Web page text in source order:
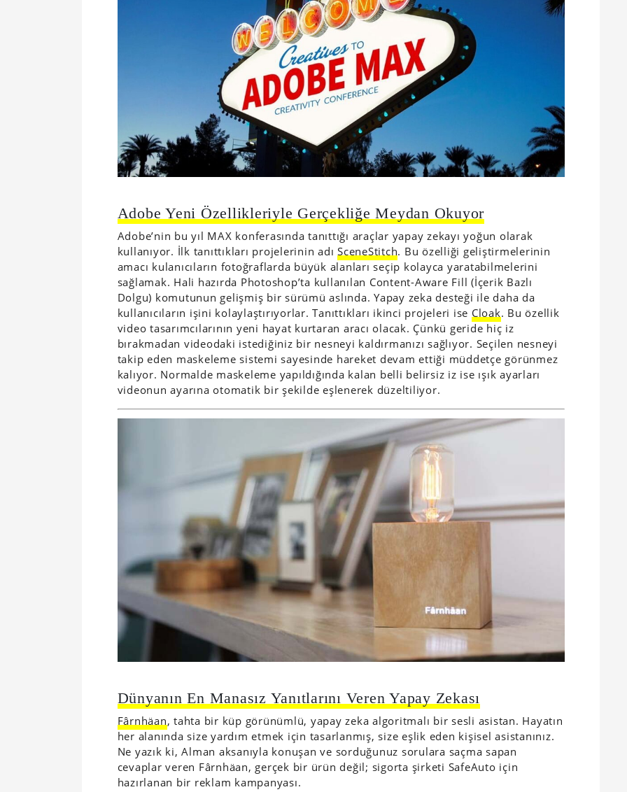
Adobe Yeni Özellikleriyle Gerçekliğe Meydan Okuyor
Adobe’nin bu yıl MAX konferasında tanıttığı araçlar yapay zekayı yoğun olarak
kullanıyor. İlk tanıttıkları projelerinin adıSceneStitch. Bu özelliği geliştirmelerinin
amacı kulanıcıların fotoğraflarda büyük alanları seçip kolayca yaratabilmelerini
sağlamak. Hali hazırda Photoshop’ta kullanılan Content-Aware Fill (İçerik Bazlı
Dolgu) komutunun gelişmiş bir sürümü aslında. Yapay zeka desteği ile daha da
kullanıcıların işini kolaylaştırıyorlar. Tanıttıkları ikinci projeleri ise Cloak. Bu özellik
video tasarımcılarının yeni hayat kurtaran aracı olacak. Çünkü geride hiç iz
bırakmadan videodaki istediğiniz bir nesneyi kaldırmanızı sağlıyor. Seçilen nesneyi
takip eden maskeleme sistemi sayesinde hareket devam ettiği müddetçe görünmez
kalıyor. Normalde maskeleme yapıldığında kalan belli belirsiz iz ise ışık ayarları
videonun ayarına otomatik bir şekilde eşlenerek düzeltiliyor.
Dünyanın En Manasız Yanıtlarını Veren Yapay Zekası
Fârnhäan, tahta bir küp görünümlü, yapay zeka algoritmalı bir sesli asistan. Hayatın
her alanında size yardım etmek için tasarlanmış, size eşlik eden kişisel asistanınız.
Ne yazık ki, Alman aksanıyla konuşan ve sorduğunuz sorulara saçma sapan
cevaplar veren Fârnhäan, gerçek bir ürün değil; sigorta şirketi SafeAuto için
hazırlanan bir reklam kampanyası.